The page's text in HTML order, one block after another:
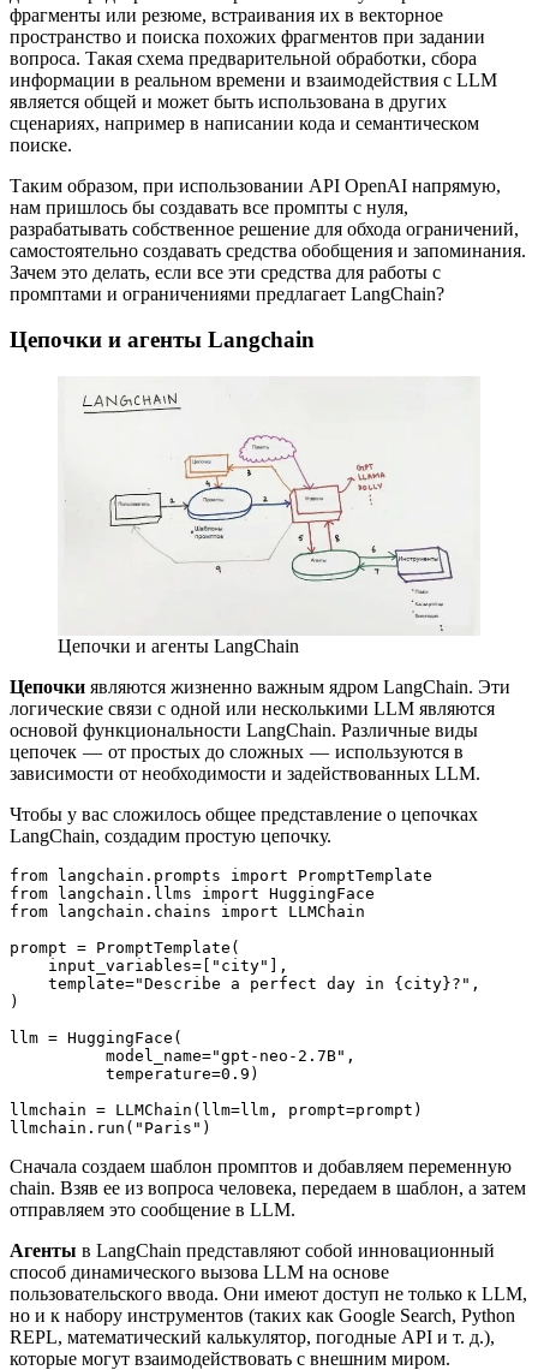
фрагменты или резюме, встраивания их в векторное
пространство и поиска похожих фрагментов при задании
вопроса. Такая схема предварительной обработки, сбора
информации в реальном времени и взаимодействия с LLM
является общей и может быть использована в других
сценариях, например в написании кода и семантическом
поиске.
Таким образом, при использовании API OpenAI напрямую,
нам пришлось бы создавать все промпты с нуля,
разрабатывать собственное решение для обхода ограничений,
самостоятельно создавать средства обобщения и запоминания.
Зачем это делать, если все эти средства для работы с
промптами и ограничениями предлагает LangChain?
Цепочки и агенты Langchain
Цепочки и агенты LangChain
Цепочки являются жизненно важным ядром LangChain. Эти
логические связи с одной или несколькими LLM являются
основой функциональности LangChain. Различные виды
цепочек — от простых до сложных — используются в
зависимости от необходимости и задействованных LLM.
Чтобы у вас сложилось общее представление о цепочках
LangChain, создадим простую цепочку.
from langchain.prompts import PromptTemplate
from langchain.llms import HuggingFace
from langchain.chains import LLMChain
prompt = PromptTemplate(
    input_variables=["city"],
    template="Describe a perfect day in {city}?",
)
llm = HuggingFace(
          model_name="gpt-neo-2.7B",
          temperature=0.9)
llmchain = LLMChain(llm=llm, prompt=prompt)
llmchain.run("Paris")
Сначала создаем шаблон промптов и добавляем переменную
chain. Взяв ее из вопроса человека, передаем в шаблон, а затем
отправляем это сообщение в LLM.
Агенты в LangChain представляют собой инновационный
способ динамического вызова LLM на основе
пользовательского ввода. Они имеют доступ не только к LLM,
но и к набору инструментов (таких как Google Search, Python
REPL, математический калькулятор, погодные API и т. д.),
которые могут взаимодействовать с внешним миром.